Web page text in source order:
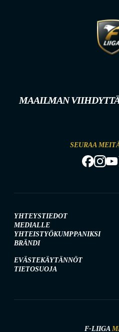
MAAILMAN
SEURAA
YHTEYSTIEDOT
MEDIALLE
YHTEISTYÖKUMPPANIKSI
BRÄNDI
EVÄSTEKÄYTÄNNÖT
TIETOSUOJA
F-LIIGA